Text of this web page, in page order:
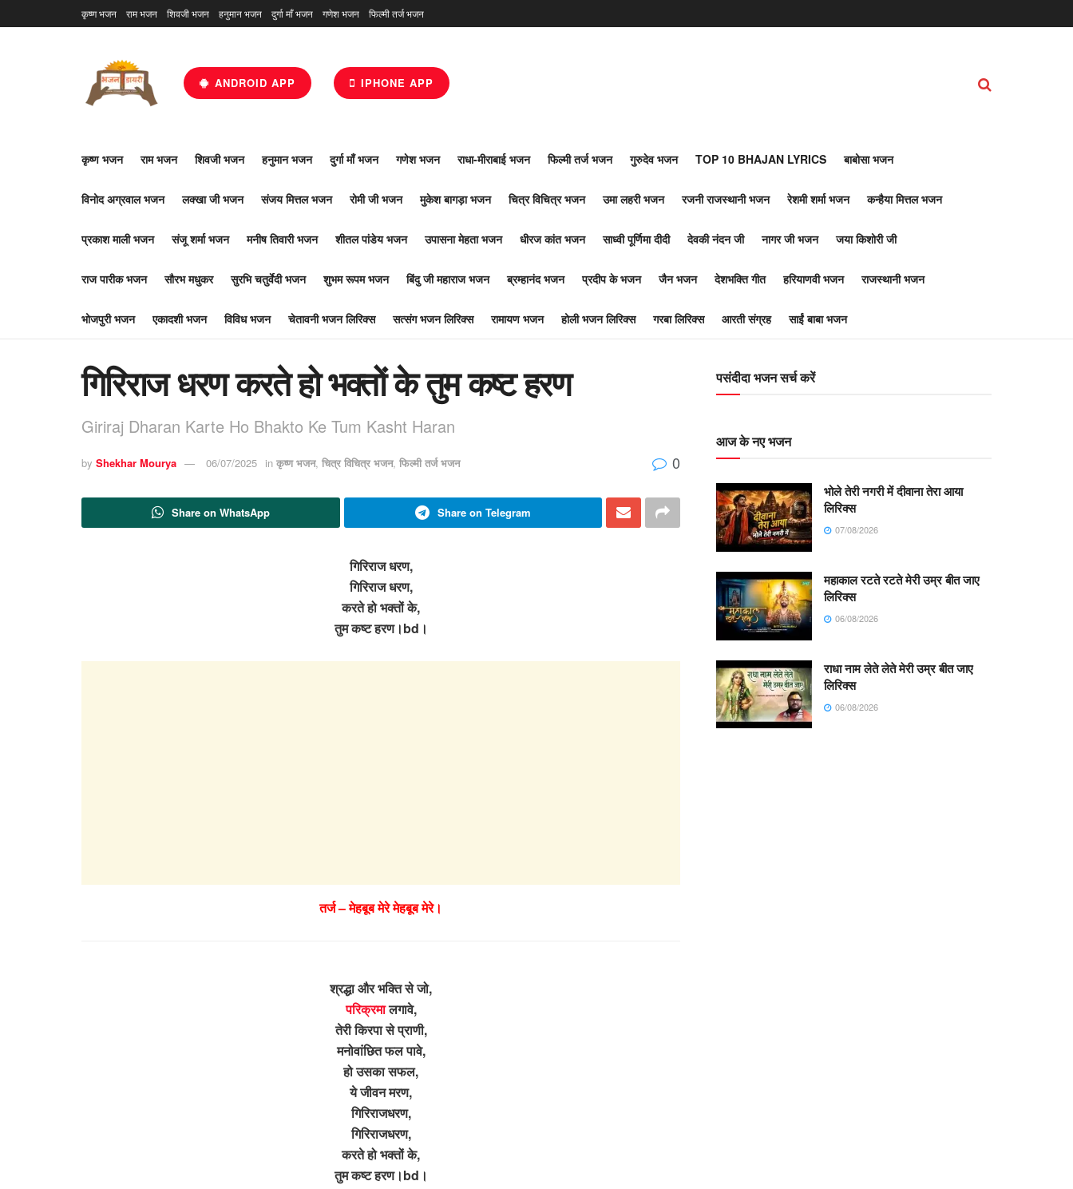
कृष्ण भजन राम भजन शिवजी भजन हनुमान भजन दुर्गा माँ भजन गणेश भजन फिल्मी तर्ज भजन
ANDROID APP IPHONE APP
कृष्ण भजन राम भजन शिवजी भजन हनुमान भजन दुर्गा माँ भजन गणेश भजन राधा-मीराबाई भजन फिल्मी तर्ज भजन गुरुदेव भजन TOP 10 BHAJAN LYRICS बाबोसा भजन
विनोद अग्रवाल भजन लक्खा जी भजन संजय मित्तल भजन रोमी जी भजन मुकेश बागड़ा भजन चित्र विचित्र भजन उमा लहरी भजन रजनी राजस्थानी भजन रेशमी शर्मा भजन कन्हैया मित्तल भजन
प्रकाश माली भजन संजू शर्मा भजन मनीष तिवारी भजन शीतल पांडेय भजन उपासना मेहता भजन धीरज कांत भजन साध्वी पूर्णिमा दीदी देवकी नंदन जी नागर जी भजन जया किशोरी जी
राज पारीक भजन सौरभ मधुकर सुरभि चतुर्वेदी भजन शुभम रूपम भजन बिंदु जी महाराज भजन ब्रम्हानंद भजन प्रदीप के भजन जैन भजन देशभक्ति गीत हरियाणवी भजन राजस्थानी भजन
भोजपुरी भजन एकादशी भजन विविध भजन चेतावनी भजन लिरिक्स सत्संग भजन लिरिक्स रामायण भजन होली भजन लिरिक्स गरबा लिरिक्स आरती संग्रह साईं बाबा भजन
गिरिराज धरण करते हो भक्तों के तुम कष्ट हरण
Giriraj Dharan Karte Ho Bhakto Ke Tum Kasht Haran
by Shekhar Mourya 06/07/2025 in कृष्ण भजन, चित्र विचित्र भजन, फिल्मी तर्ज भजन 0
Share on WhatsApp Share on Telegram
गिरिराज धरण,
गिरिराज धरण,
करते हो भक्तों के,
तुम कष्ट हरण।bd।
तर्ज – मेहबूब मेरे मेहबूब मेरे।
श्रद्धा और भक्ति से जो,
परिक्रमालगावे,
तेरी किरपा से प्राणी,
मनोवांछित फल पावे,
हो उसका सफल,
ये जीवन मरण,
गिरिराजधरण,
गिरिराजधरण,
करते हो भक्तों के,
तुम कष्ट हरण।bd।
पसंदीदा भजन सर्च करें
आज के नए भजन
भोले तेरी नगरी में दीवाना तेरा आया
लिरिक्स
07/08/2026
महाकाल रटते रटते मेरी उम्र बीत जाए
लिरिक्स
06/08/2026
राधा नाम लेते लेते मेरी उम्र बीत जाए
लिरिक्स
06/08/2026